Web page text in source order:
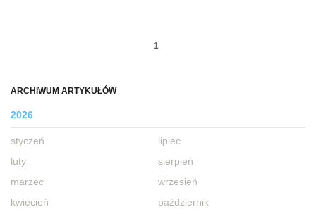
ARCHIWUM ARTYKUŁÓW
2026
styczeń
luty
marzec
kwiecień
lipiec
sierpień
wrzesień
październik
1